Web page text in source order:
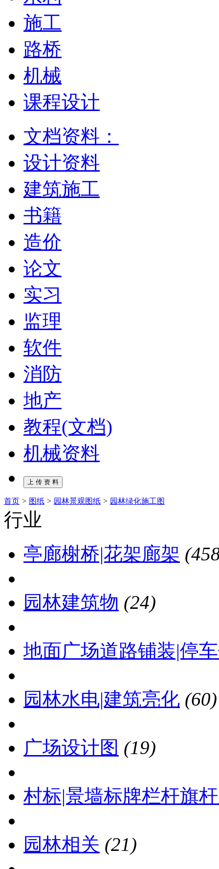
施工
路桥
机械
课程设计
文档资料：
设计资料
建筑施工
书籍
造价
论文
实习
监理
软件
消防
地产
教程(文档)
机械资料
首页 > 图纸 > 园林景观图纸 > 园林绿化施工图
行业
亭廊榭桥|花架廊架
园林建筑物 (24)
地面广场道路铺装|停
园林水电|建筑亮化 (60)
广场设计图 (19)
村标|景墙标牌栏杆旗
园林相关 (21)